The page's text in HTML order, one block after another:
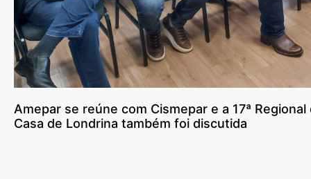
Amepar se reúne com Cismepar e a 17ª
Casa de Londrina também foi discutida